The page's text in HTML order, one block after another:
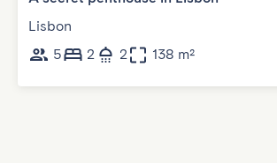
Lisbon
5
2 2 138 m²